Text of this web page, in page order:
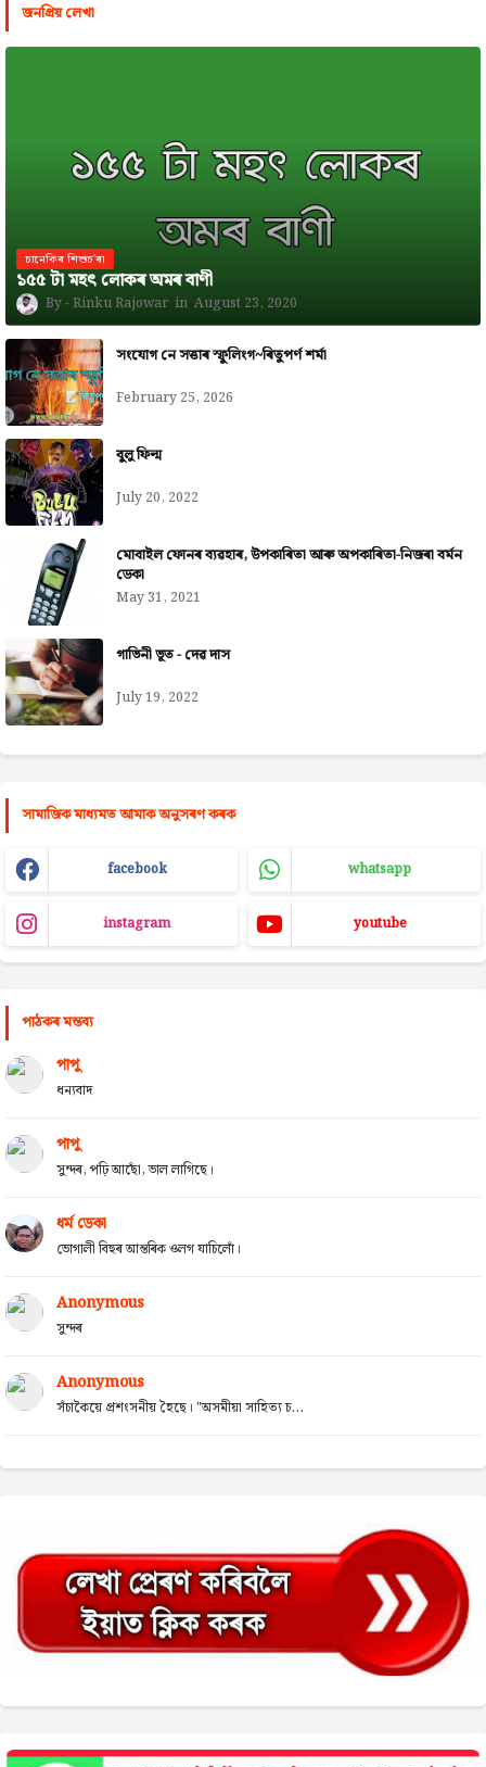
জনপ্রিয় লেখা
চানেকিৰ শিশুচ'ৰা
১৫৫ টা মহৎ লোকৰ অমৰ বাণী
Rinku Rajowar August 23, 2020
সংযোগ নে সত্তাৰ স্ফুলিংগ~ৰিতুপৰ্ণ শৰ্মা
February 25, 2026
বুলু ফিল্ম
July 20, 2022
মোবাইল ফোনৰ ব্যৱহাৰ, উপকাৰিতা আৰু অপকাৰিতা-নিজৰা বৰ্মন
ডেকা
May 31, 2021
গাভিনী ভূত - দেৱ দাস
July 19, 2022
সামাজিক মাধ্যমত আমাক অনুসৰণ কৰক
facebook whatsapp
instagram youtube
পাঠকৰ মন্তব্য
পাপু
ধন্যবাদ
পাপু
সুন্দৰ, পঢ়ি আছোঁ, ভাল লাগিছে।
ধৰ্ম ডেকা
ভোগালী বিহুৰ আন্তৰিক ওলগ যাচিলোঁ।
Anonymous
সুন্দৰ
Anonymous
সঁচাকৈয়ে প্ৰশংসনীয় হৈছে। "অসমীয়া সাহিত্য চ...